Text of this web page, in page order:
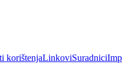
korištenjaLinkoviSuradnici